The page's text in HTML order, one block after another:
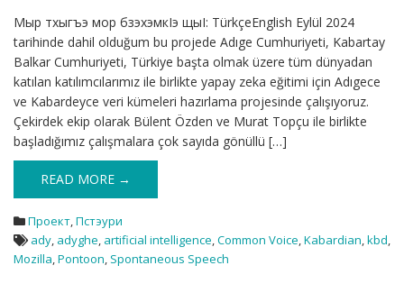
Мыр тхыгъэ мор бзэхэмкIэ щыI: TürkçeEnglish Eylül 2024
tarihinde dahil olduğum bu projede Adıge Cumhuriyeti, Kabartay
Balkar Cumhuriyeti, Türkiye başta olmak üzere tüm dünyadan
katılan katılımcılarımız ile birlikte yapay zeka eğitimi için Adıgece
ve Kabardeyce veri kümeleri hazırlama projesinde çalışıyoruz.
Çekirdek ekip olarak Bülent Özden ve Murat Topçu ile birlikte
başladığımız çalışmalara çok sayıda gönüllü […]
READ MORE →
Проект,Пстэури
ady, adyghe, artificial intelligence,Common Voice,Kabardian,kbd,
Mozilla,Pontoon, Spontaneous Speech